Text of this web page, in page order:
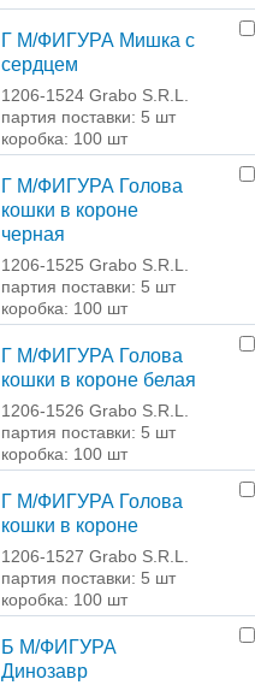
Г М/ФИГУРА Мишка с
сердцем
1206-1524 Grabo S.R.L.
партия поставки: 5 шт
коробка: 100 шт
Г М/ФИГУРА Голова
кошки в короне
черная
1206-1525 Grabo S.R.L.
партия поставки: 5 шт
коробка: 100 шт
Г М/ФИГУРА Голова
кошки в короне белая
1206-1526 Grabo S.R.L.
партия поставки: 5 шт
коробка: 100 шт
Г М/ФИГУРА Голова
кошки в короне
1206-1527 Grabo S.R.L.
партия поставки: 5 шт
коробка: 100 шт
Б М/ФИГУРА
Динозавр